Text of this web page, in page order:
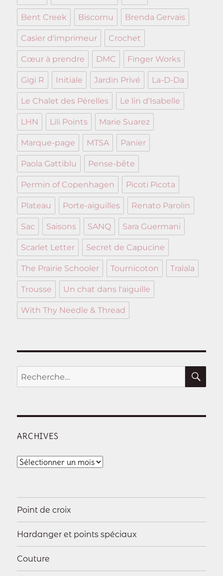
Bent Creek Biscornu Brenda Gervais
Casier d'imprimeur Crochet
Cœur à prendre DMC Finger Works
Gigi R Initiale Jardin Privé La-D-Da
Le Chalet des Pérelles Le lin d'Isabelle
LHN Lili Points Marie Suarez
Marque-page MTSA Panier
Paola Gattiblu Pense-bête
Permin of Copenhagen Picoti Picota
Plateau Porte-aiguilles Renato Parolin
Sac Saisons SANQ Sara Guermani
Scarlet Letter Secret de Capucine
The Prairie Schooler Tournicoton Tralala
Trousse Un chat dans l'aiguille
With Thy Needle & Thread
Recherche
pour :
ARCHIVES
Archives
Point de croix
Hardanger et points spéciaux
Couture